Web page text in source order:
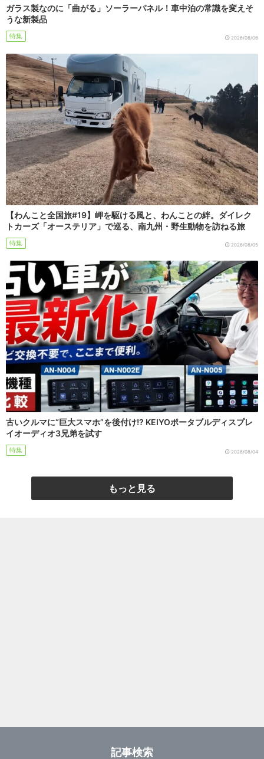
ガラス製なのに「曲がる」ソーラーパネル！車中泊の常識を変えそ
うな新製品
特集 2026/08/06
【わんこと全国旅#19】岬を駆ける風と、わんことの絆。ダイレク
トカーズ「オーステリア」で巡る、南九州・野生動物を訪ねる旅
特集 2026/08/05
古いクルマに“巨大スマホ”を後付け!? KEIYOポータブルディスプレ
イオーディオ3兄弟を試す
特集 2026/08/04
もっと見る
記事検索